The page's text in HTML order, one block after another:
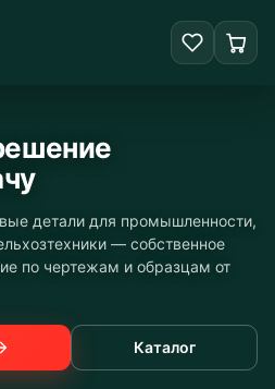
детали для промышленности,
— собственное
по чертежам и образцам от
Каталог